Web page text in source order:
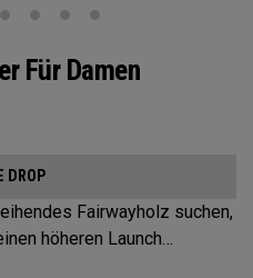
Für Damen
DROP
Fairwayholz suchen,
höheren Launch
fortschrittliche